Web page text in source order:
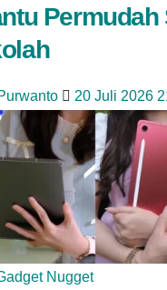
20 Juli 2026
Nugget